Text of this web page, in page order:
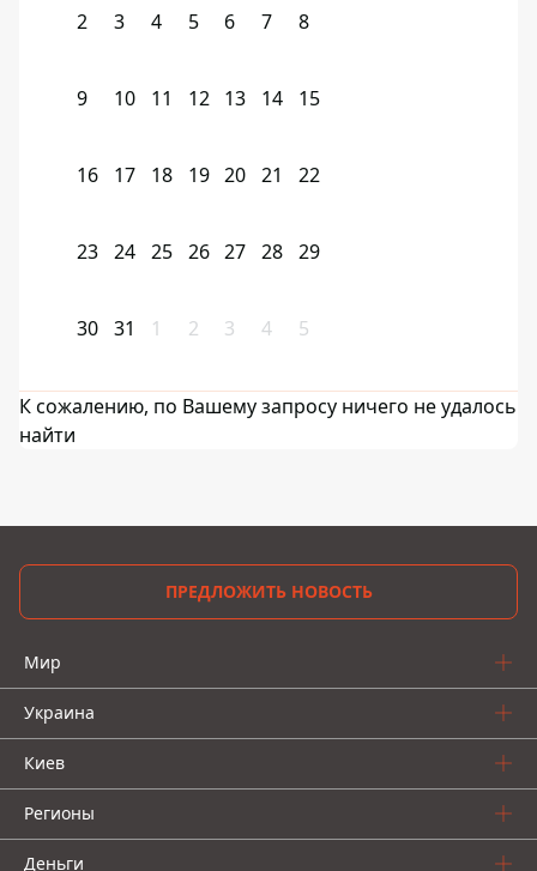
2 3 4 5 6 7 8
9 10 11 12 13 14 15
16 17 18 19 20 21 22
23 24 25 26 27 28 29
30 31 1 2 3 4 5
К сожалению, по Вашему запросу ничего не удалось
найти
ПРЕДЛОЖИТЬ НОВОСТЬ
Мир
Украина
Киев
Регионы
Деньги